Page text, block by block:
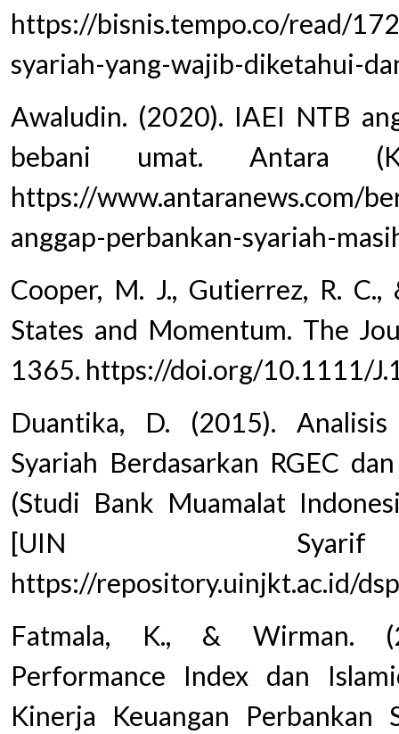
https://bisnis.tempo.co/read/
syariah-yang-wajib-diketahui-
Awaludin. (2020). IAEI NTB
bebani umat. Antara
https://www.antaranews.com/
anggap-perbankan-syariah-
Cooper, M. J., Gutierrez, R.
States and Momentum. The
1365. https://doi.org/10.1111/
Duantika, D. (2015).
Syariah Berdasarkan RGEC
(Studi Bank Muamalat
[UIN Syarif
https://repository.uinjkt.ac.id/
Fatmala, K., & Wirman.
Performance Index dan
Kinerja Keuangan Perbankan